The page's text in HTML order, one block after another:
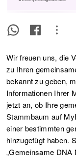
Wir freuen uns, die
zu Ihren
bekannt zu geben,
Informationen Ihrer
jetzt an, ob Ihre
Stammbaum auf
einer bestimmten
hinzugefügt haben.
„Gemeinsame DNA